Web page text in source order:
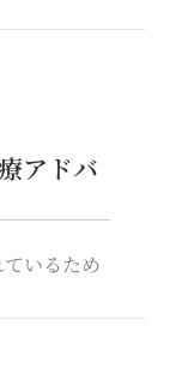
アドバ
いるため